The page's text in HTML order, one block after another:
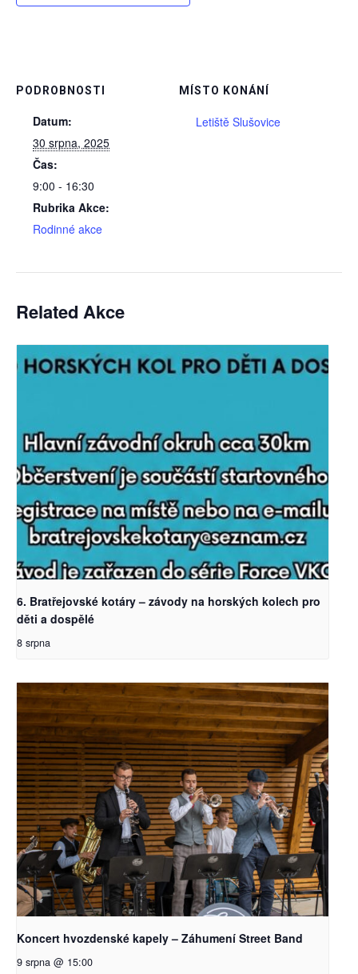
PODROBNOSTI
Datum:
30 srpna, 2025
Čas:
9:00 - 16:30
Rubrika Akce:
Rodinné akce
MÍSTO KONÁNÍ
Letiště Slušovice
Related Akce
6. Bratřejovské kotáry – závody na horských kolech pro
děti a dospělé
8 srpna
Koncert hvozdenské kapely – Záhumení Street Band
9 srpna @ 15:00